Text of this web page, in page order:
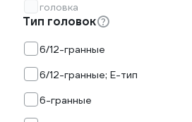
головка
Тип головок
6/12-гранные
6/12-гранные; Е-тип
6-гранные